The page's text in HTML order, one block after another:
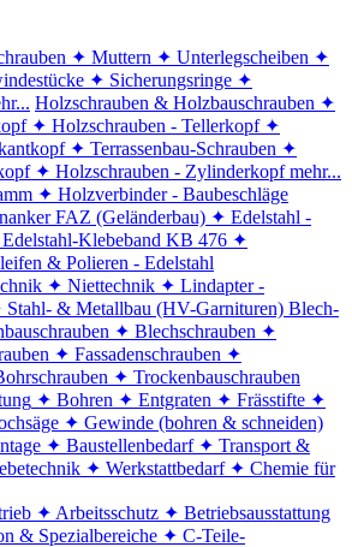
✦ Muttern ✦ Unterlegscheiben ✦
✦ Sicherungsringe ✦
Holzschrauben & Holzbauschrauben ✦
✦ Holzschrauben - Tellerkopf ✦
✦ Terrassenbau-Schrauben ✦
✦ Holzschrauben - Zylinderkopf mehr...
✦ Holzverbinder - Baubeschläge
FAZ (Geländerbau) ✦ Edelstahl -
Klebeband KB 476 ✦
& Polieren - Edelstahl
✦ Niettechnik ✦ Lindapter -
& Metallbau (HV-Garnituren) Blech-
✦ Blechschrauben ✦
✦ Fassadenschrauben ✦
✦ Trockenbauschrauben
✦ Bohren ✦ Entgraten ✦ Frässtifte ✦
✦ Gewinde (bohren & schneiden)
✦ Baustellenbedarf ✦ Transport &
✦ Werkstattbedarf ✦ Chemie für
✦ Arbeitsschutz ✦ Betriebsausstattung
& Spezialbereiche ✦ C-Teile-